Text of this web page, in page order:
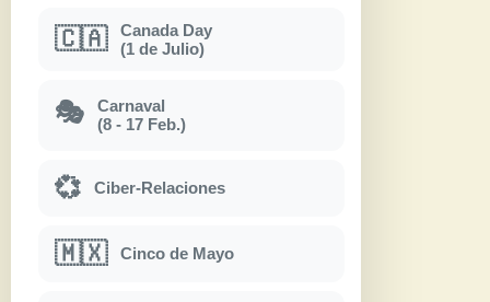
🇨🇦
Canada Day
(1 de Julio)
🎭
Carnaval
(8 - 17 Feb.)
💞 Ciber-Relaciones
🇲🇽 Cinco de Mayo